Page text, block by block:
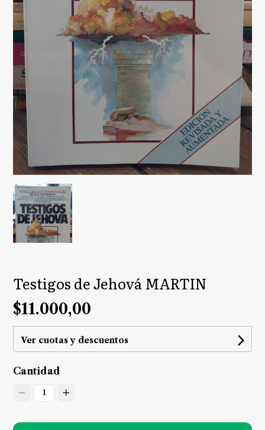
Testigos de Jehová MARTIN
$11.000,00
Ver cuotas y descuentos
Cantidad
1